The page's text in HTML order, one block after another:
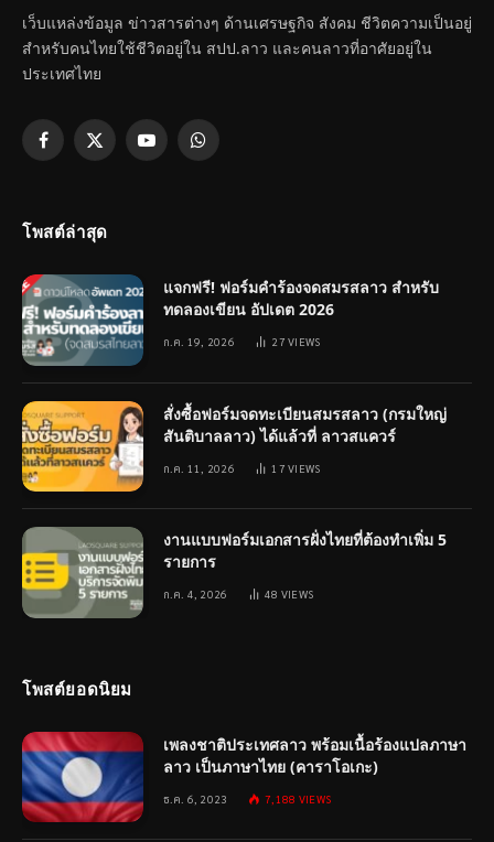
เว็บแหล่งข้อมูล ข่าวสารต่างๆ ด้านเศรษฐกิจ สังคม ชีวิตความเป็นอยู่
สำหรับคนไทยใช้ชีวิตอยู่ใน สปป.ลาว และคนลาวที่อาศัยอยู่ใน
ประเทศไทย
Facebook
X
YouTubeWhatsApp
โพสต์ล่าสุด
แจกฟรี! ฟอร์มคำร้องจดสมรสลาว สำหรับ
ทดลองเขียน อัปเดต 2026
ก.ค. 19, 2026 27VIEWS
สั่งซื้อฟอร์มจดทะเบียนสมรสลาว (กรมใหญ่
สันติบาลลาว) ได้แล้วที่ ลาวสแควร์
ก.ค. 11, 2026 17VIEWS
งานแบบฟอร์มเอกสารฝั่งไทยที่ต้องทำเพิ่ม 5
รายการ
ก.ค. 4, 2026 48 VIEWS
โพสต์ยอดนิยม
เพลงชาติประเทศลาว พร้อมเนื้อร้องแปลภาษา
ลาว เป็นภาษาไทย (คาราโอเกะ)
ธ.ค. 6, 2023 7,188 VIEWS